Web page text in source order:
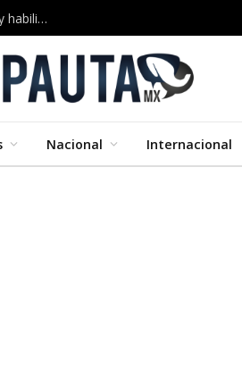
Google impulsa nuevos cursos certificados en inteligencia artificial y habilidades digitales
Nacional Internacional